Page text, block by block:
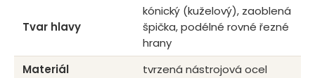
Tvar hlavy
kónický (kuželový), zaoblená
špička, podélné rovné řezné
hrany
Materiál
tvrzená nástrojová ocel